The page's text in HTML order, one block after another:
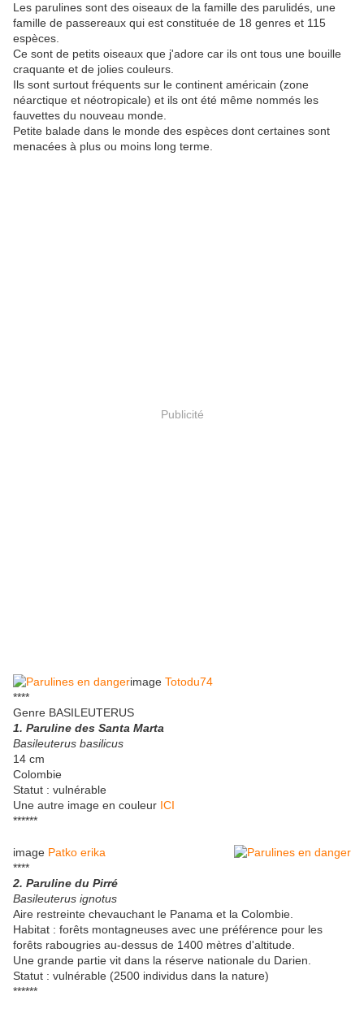
Les parulines sont des oiseaux de la famille des parulidés, une
famille de passereaux qui est constituée de 18 genres et 115
espèces.
Ce sont de petits oiseaux que j'adore car ils ont tous une bouille
craquante et de jolies couleurs.
Ils sont surtout fréquents sur le continent américain (zone
néarctique et néotropicale) et ils ont été même nommés les
fauvettes du nouveau monde.
Petite balade dans le monde des espèces dont certaines sont
menacées à plus ou moins long terme.
Publicité
image Totodu74
****
Genre BASILEUTERUS
1. Paruline des Santa Marta
Basileuterus basilicus
14 cm
Colombie
Statut : vulnérable
Une autre image en couleur ICI
******
image Patko erika
****
2. Paruline du Pirré
Basileuterus ignotus
Aire restreinte chevauchant le Panama et la Colombie.
Habitat : forêts montagneuses avec une préférence pour les
forêts rabougries au-dessus de 1400 mètres d'altitude.
Une grande partie vit dans la réserve nationale du Darien.
Statut : vulnérable (2500 individus dans la nature)
******